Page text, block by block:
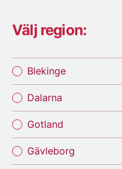
Välj region:
Blekinge
Dalarna
Gotland
Gävleborg